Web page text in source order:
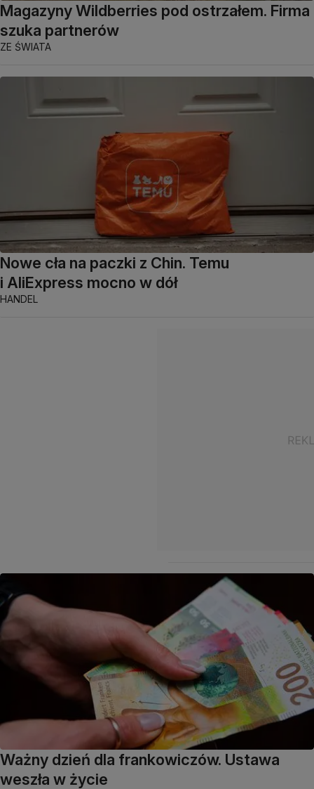
Magazyny Wildberries pod ostrzałem. Firma
szuka partnerów
ZE ŚWIATA
Nowe cła na paczki z Chin. Temu
i AliExpress mocno w dół
HANDEL
Ważny dzień dla frankowiczów. Ustawa
weszła w życie